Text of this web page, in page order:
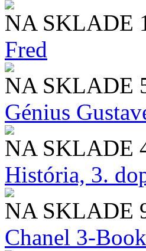
NA SKLADE
Fred
NA SKLADE
Génius
NA SKLADE
História, 3.
NA SKLADE
Chanel 3-